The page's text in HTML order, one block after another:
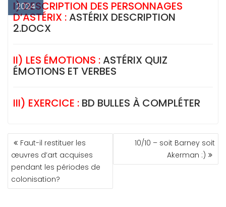
2024
I) DESCRIPTION DES PERSONNAGES
D’ASTÉRIX :ASTÉRIX DESCRIPTION
2.DOCX
II) LES ÉMOTIONS :ASTÉRIX QUIZ
ÉMOTIONS ET VERBES
III) EXERCICE : BD BULLES À COMPLÉTER
NAVIGATION
DE
L’ARTICLE
Faut-il restituer les
œuvres d’art acquises
pendant les périodes de
colonisation?
10/10 – soit Barney soit
Akerman :)